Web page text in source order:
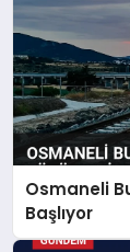
Osmaneli
Başlıyor